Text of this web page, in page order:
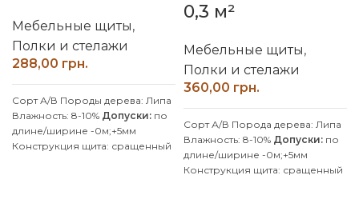
Мебельные щиты,
Полки и стелажи
грн.
Сорт А/В Породы дерева: Липа
Влажность: 8-10% Допуски: по
длине/ширине -0м;+5мм
Конструкция щита: сращенный
0,3 м²
Мебельные щиты,
Полки и стелажи
грн.
Сорт А/В Порода дерева: Липа
Влажность: 8-10% Допуски: по
длине/ширине -0м;+5мм
Конструкция щита: сращенный